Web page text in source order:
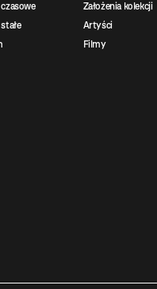
Założenia kolekcji
Artyści
Filmy